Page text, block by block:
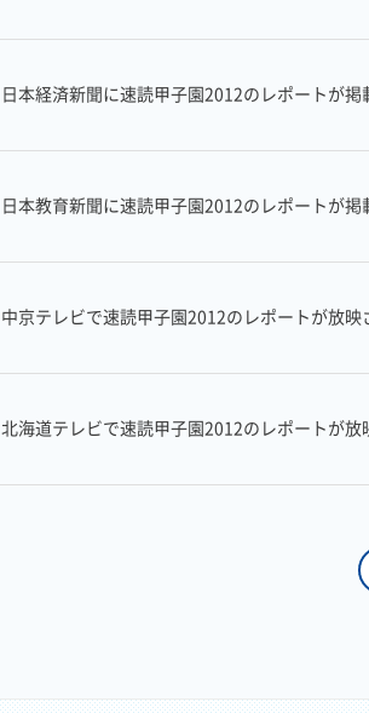
日本経済新聞に速読甲子園2012のレポートが掲
日本教育新聞に速読甲子園2012のレポートが掲
中京テレビで速読甲子園2012のレポートが放映
北海道テレビで速読甲子園2012のレポートが放